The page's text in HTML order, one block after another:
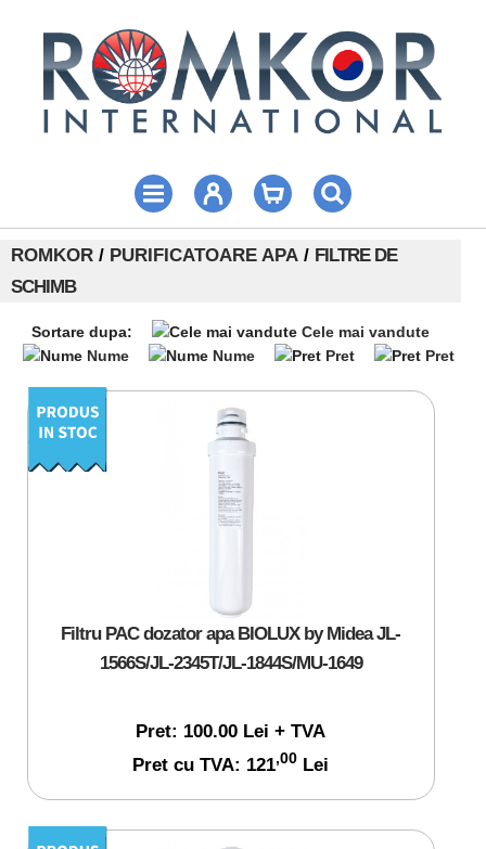
ROMKOR / PURIFICATOARE APA / FILTRE DE
SCHIMB
Sortare dupa:
Cele mai vandute
Nume
Nume Pret Pret
Filtru PAC dozator apa BIOLUX by Midea JL-
1566S/JL-2345T/JL-1844S/MU-1649
Pret: 100.00 Lei + TVA
Pret cu TVA: 121,00 Lei